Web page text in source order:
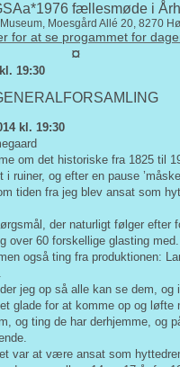
fællesmøde i
Moesgård Allé 20, 8270
for at se progammet for
¤
19:30
kl. 19:30
om det historiske fra 1825 til
ruiner, og efter en pause
tiden fra jeg blev ansat som
der naturligt følger efter
over 60 forskellige glasting
også ting fra produktionen:
jeg op så alle kan se dem, og
glade for at komme op og løfte
og ting de har derhjemme, og
var at være ansat som